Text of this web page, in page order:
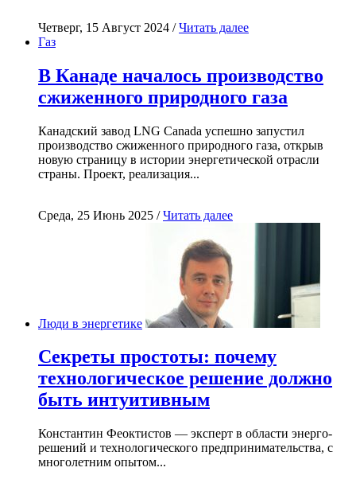
Четверг, 15 Август 2024 /Читать далее
Газ
В Канаде началось производство
сжиженного природного газа
Канадский завод LNG Canada успешно запустил
производство сжиженного природного газа, открыв
новую страницу в истории энергетической отрасли
страны. Проект, реализация...
Среда, 25 Июнь 2025 /Читать далее
Люди в энергетике
Секреты простоты: почему
технологическое решение должно
быть интуитивным
Константин Феоктистов — эксперт в области энерго-
решений и технологического предпринимательства, с
многолетним опытом...